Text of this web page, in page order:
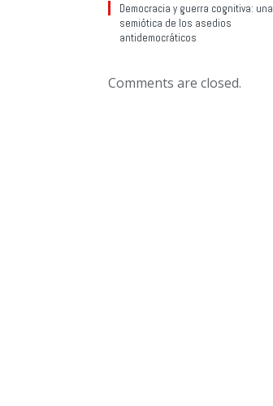
Democracia y guerra cognitiva: una
semiótica de los asedios
antidemocráticos
Comments are closed.